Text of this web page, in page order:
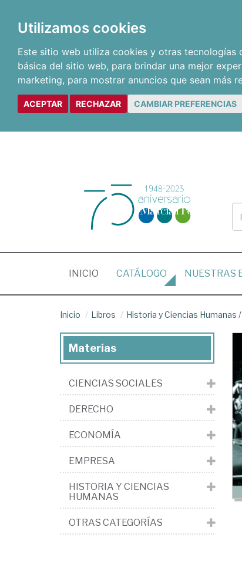
Utilizamos cookies
Este sitio web utiliza cookies y otras tecnologías
básica del sitio web, para brindar una mejor
marketing, para mostrar anuncios que sean más
ACEPTAR RECHAZAR CAMBIAR PREFERENCIAS
INICIO (CURRENT)
CATÁLOGO NUESTRAS
Inicio Libros Historia y Ciencias Humanas /
Materias
CIENCIAS SOCIALES
DERECHO
ECONOMÍA
EMPRESA
HISTORIA Y CIENCIAS
HUMANAS
OTRAS CATEGORÍAS